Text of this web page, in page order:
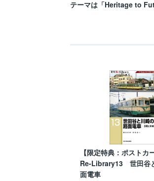
テーマは「Heritage to
【限定特典：ポストカ
Re-Library13 世田谷
面電車